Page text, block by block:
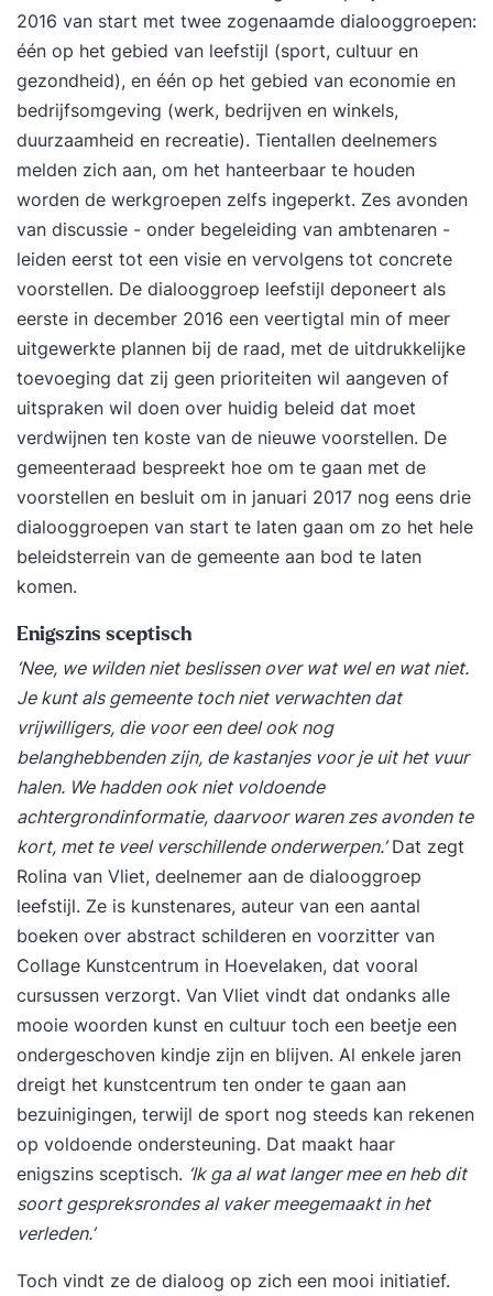
2016 van start met twee zogenaamde dialooggroepen:
één op het gebied van leefstijl (sport, cultuur en
gezondheid), en één op het gebied van economie en
bedrijfsomgeving (werk, bedrijven en winkels,
duurzaamheid en recreatie). Tientallen deelnemers
melden zich aan, om het hanteerbaar te houden
worden de werkgroepen zelfs ingeperkt. Zes avonden
van discussie - onder begeleiding van ambtenaren -
leiden eerst tot een visie en vervolgens tot concrete
voorstellen. De dialooggroep leefstijl deponeert als
eerste in december 2016 een veertigtal min of meer
uitgewerkte plannen bij de raad, met de uitdrukkelijke
toevoeging dat zij geen prioriteiten wil aangeven of
uitspraken wil doen over huidig beleid dat moet
verdwijnen ten koste van de nieuwe voorstellen. De
gemeenteraad bespreekt hoe om te gaan met de
voorstellen en besluit om in januari 2017 nog eens drie
dialooggroepen van start te laten gaan om zo het hele
beleidsterrein van de gemeente aan bod te laten
komen.
Enigszins sceptisch
‘Nee, we wilden niet beslissen over wat wel en wat niet.
Je kunt als gemeente toch niet verwachten dat
vrijwilligers, die voor een deel ook nog
belanghebbenden zijn, de kastanjes voor je uit het vuur
halen. We hadden ook niet voldoende
achtergrondinformatie, daarvoor waren zes avonden te
kort, met te veel verschillende onderwerpen.’Dat zegt
Rolina van Vliet, deelnemer aan de dialooggroep
leefstijl. Ze is kunstenares, auteur van een aantal
boeken over abstract schilderen en voorzitter van
Collage Kunstcentrum in Hoevelaken, dat vooral
cursussen verzorgt. Van Vliet vindt dat ondanks alle
mooie woorden kunst en cultuur toch een beetje een
ondergeschoven kindje zijn en blijven. Al enkele jaren
dreigt het kunstcentrum ten onder te gaan aan
bezuinigingen, terwijl de sport nog steeds kan rekenen
op voldoende ondersteuning. Dat maakt haar
enigszins sceptisch. ‘Ik ga al wat langer mee en heb dit
soort gespreksrondes al vaker meegemaakt in het
verleden.’
Toch vindt ze de dialoog op zich een mooi initiatief.